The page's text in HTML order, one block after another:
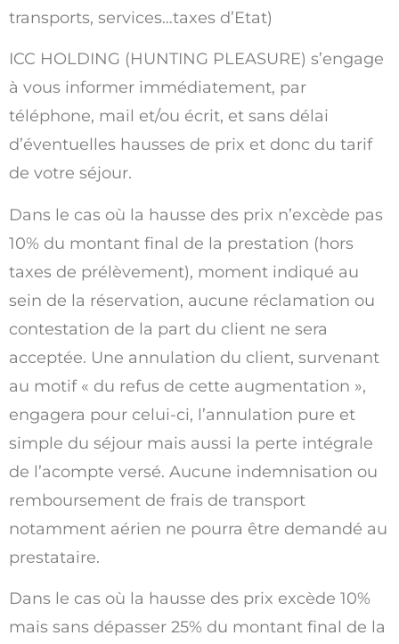
transports, services…taxes d’Etat)
ICC HOLDING (HUNTING PLEASURE) s’engage
à vous informer immédiatement, par
téléphone, mail et/ou écrit, et sans délai
d’éventuelles hausses de prix et donc du tarif
de votre séjour.
Dans le cas où la hausse des prix n’excède pas
10% du montant final de la prestation (hors
taxes de prélèvement), moment indiqué au
sein de la réservation, aucune réclamation ou
contestation de la part du client ne sera
acceptée. Une annulation du client, survenant
au motif « du refus de cette augmentation »,
engagera pour celui-ci, l’annulation pure et
simple du séjour mais aussi la perte intégrale
de l’acompte versé. Aucune indemnisation ou
remboursement de frais de transport
notamment aérien ne pourra être demandé au
prestataire.
Dans le cas où la hausse des prix excède 10%
mais sans dépasser 25% du montant final de la